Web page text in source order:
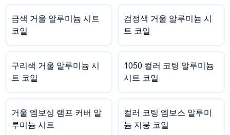
금색 거울 알루미늄 시트
코일
검정색 거울 알루미늄 시
트 코일
구리색 거울 알루미늄 시
트 코일
1050 컬러 코팅 알루미늄
시트 코일
거울 엠보싱 램프 커버 알
루미늄 시트
컬러 코팅 엠보스 알루미
늄 지붕 코일